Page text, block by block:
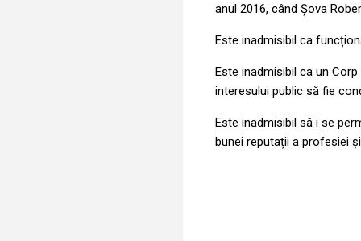
anul 2016, când Șova
Este inadmisibil ca
Este inadmisibil ca un
interesului public să fie
Este inadmisibil să i se
bunei reputații a profesiei